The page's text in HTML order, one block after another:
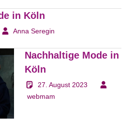
in Köln
Anna Seregin
Nachhaltige Mode in
Köln
27. August 2023
webmam